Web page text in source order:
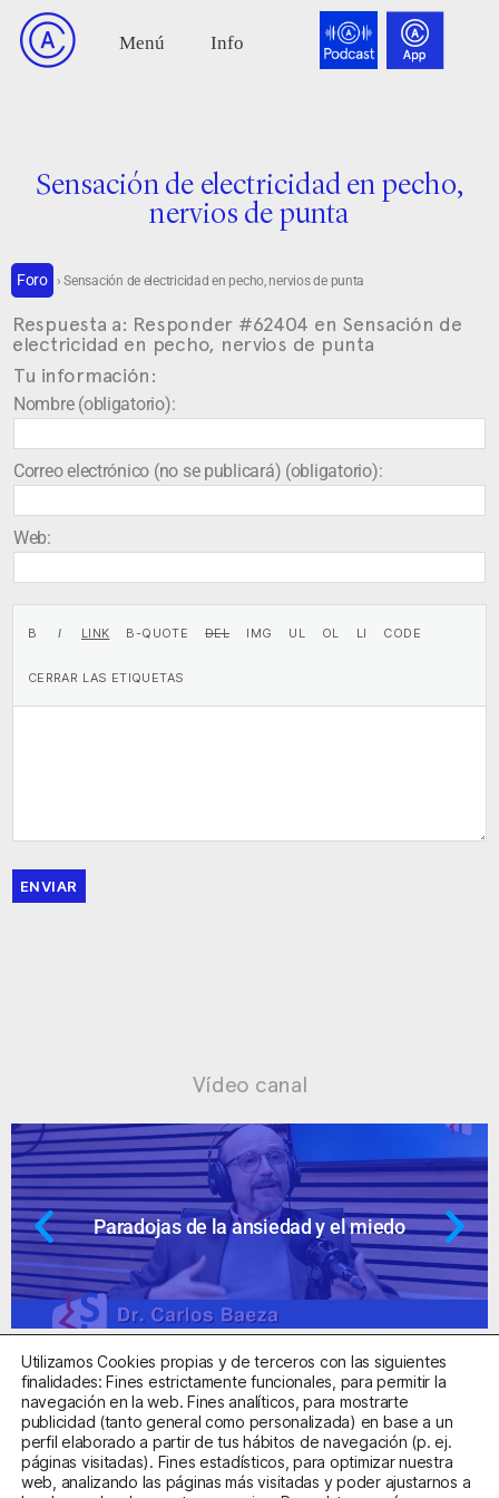
Sensación de electricidad en pecho,
nervios de punta
Foro › Sensación de electricidad en pecho, nervios de punta
Respuesta a: Responder #62404 en Sensación de
electricidad en pecho, nervios de punta
Tu información:
Nombre (obligatorio):
Correo electrónico (no se publicará) (obligatorio):
Web:
ENVIAR
Vídeo canal
Paradojas de la ansiedad y el miedo
Centro Sanitario Autorizado con el código E08737002
Utilizamos Cookies propias y de terceros con las siguientes
finalidades: Fines estrictamente funcionales, para permitir la
navegación en la web. Fines analíticos, para mostrarte
publicidad (tanto general como personalizada) en base a un
perfil elaborado a partir de tus hábitos de navegación (p. ej.
páginas visitadas). Fines estadísticos, para optimizar nuestra
web, analizando las páginas más visitadas y poder ajustarnos a